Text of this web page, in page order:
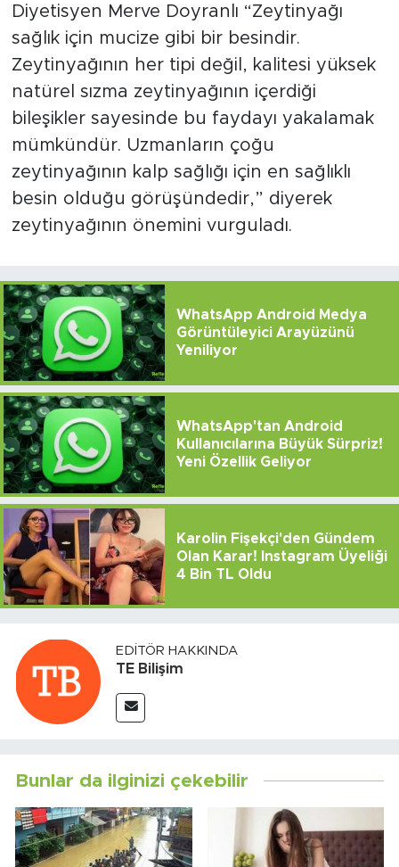
Diyetisyen Merve Doyranlı “Zeytinyağı
sağlık için mucize gibi bir besindir.
Zeytinyağının her tipi değil, kalitesi yüksek
natürel sızma zeytinyağının içerdiği
bileşikler sayesinde bu faydayı yakalamak
mümkündür. Uzmanların çoğu
zeytinyağının kalp sağlığı için en sağlıklı
besin olduğu görüşündedir,” diyerek
zeytinyağının önemini vurguladı.
WhatsApp Android Medya
Görüntüleyici Arayüzünü
Yeniliyor
WhatsApp'tan Android
Kullanıcılarına Büyük Sürpriz!
Yeni Özellik Geliyor
Karolin Fişekçi'den Gündem
Olan Karar! Instagram Üyeliği
4 Bin TL Oldu
EDITÖR HAKKINDA
TE Bilişim
Bunlar da ilginizi çekebilir